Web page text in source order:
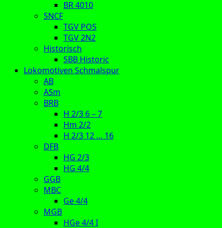
BR 4010
SNCF
TGV POS
TGV 2N2
Historisch
SBB Historic
Lokomotiven Schmalspur
AB
ASm
BRB
H 2/3 6 – 7
Hm 2/2
H 2/3 12 … 16
DFB
HG 2/3
HG 4/4
GGB
MBC
Ge 4/4
MGB
HGe 4/4 I